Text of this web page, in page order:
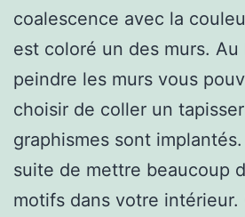
coalescence avec la
est coloré un des murs.
peindre les murs vous
choisir de coller un
graphismes sont
suite de mettre beaucoup
motifs dans votre intérieur.